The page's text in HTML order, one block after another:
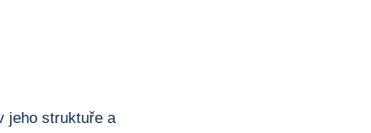
jeho struktuře a